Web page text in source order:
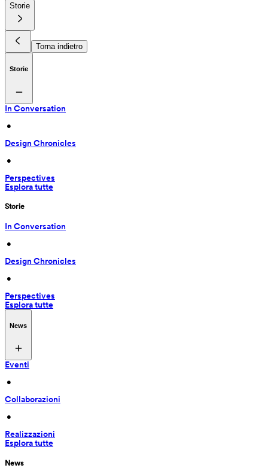
Storie
Torna indietro
Storie
In Conversation
•
Design Chronicles
•
Perspectives
Esplora tutte
Storie
In Conversation
•
Design Chronicles
•
Perspectives
Esplora tutte
News
Eventi
•
Collaborazioni
•
Realizzazioni
Esplora tutte
News